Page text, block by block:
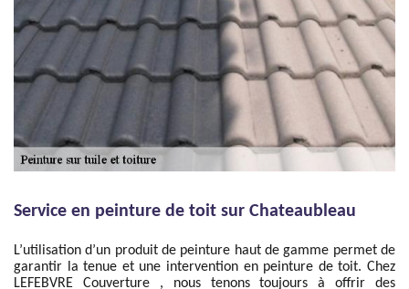
Service en peinture de toit sur Chateaubleau
L’utilisation d’un produit de peinture haut de gamme permet de
garantir la tenue et une intervention en peinture de toit. Chez
LEFEBVRE Couverture , nous tenons toujours à offrir des